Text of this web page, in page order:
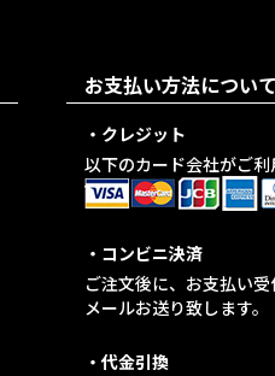
お支払い方法について
・クレジット
以下のカード会社がご利
・コンビニ決済
ご注文後に、お支払い
メールお送り致します。
・代金引換